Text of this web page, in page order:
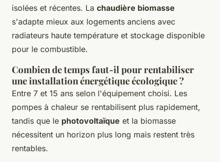
isolées et récentes. La chaudière biomasse
s'adapte mieux aux logements anciens avec
radiateurs haute température et stockage disponible
pour le combustible.
Combien de temps faut-il pour rentabiliser
une installation énergétique écologique ?
Entre 7 et 15 ans selon l'équipement choisi. Les
pompes à chaleur se rentabilisent plus rapidement,
tandis que le photovoltaïque et la biomasse
nécessitent un horizon plus long mais restent très
rentables.